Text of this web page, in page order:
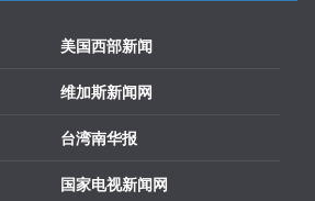
美国西部新闻
维加斯新闻网
台湾南华报
国家电视新闻网